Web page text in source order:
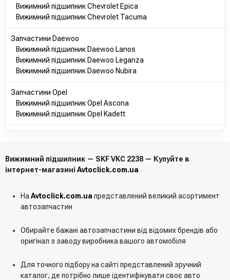
Вижимний підшипник Chevrolet Epica
Вижимний підшипник Chevrolet Tacuma
Запчастини Daewoo
Вижимний підшипник Daewoo Lanos
Вижимний підшипник Daewoo Leganza
Вижимний підшипник Daewoo Nubira
Запчастини Opel
Вижимний підшипник Opel Ascona
Вижимний підшипник Opel Kadett
Вижимний підшипник — SKF VKC 2238 — Купуйте в
інтернет-магазині Avtoclick.com.ua
На Avtoclick.com.ua представлений великий асортимент
автозапчастин
Обирайте бажані автозапчастини від відомих брендів або
оригінал з заводу виробника вашого автомобіля
Для точного підбору на сайті представлений зручний
каталог, де потрібно лише ідентифікувати своє авто